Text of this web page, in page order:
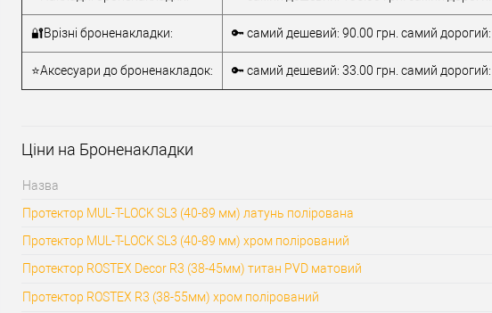
У обране
Виробник ISEO
Накладка на
Модель
броненакладки
ISEO 98N
Форма
У обране
Виробник ISEO
Накладка на
🔐Врізні броненакладки: 🔑 самий дешевий: 90.00 грн. самий
⭐Аксесуари до броненакладок: 🔑 самий дешевий: 33.00 грн. самий
Ціни на Броненакладки
Назва
Протектор MUL-T-LOCK SL3 (40-89 мм) латунь полірована
Протектор MUL-T-LOCK SL3 (40-89 мм) хром полірований
Протектор ROSTEX Decor R3 (38-45мм) титан PVD матовий
Протектор ROSTEX R3 (38-55мм) хром полірований